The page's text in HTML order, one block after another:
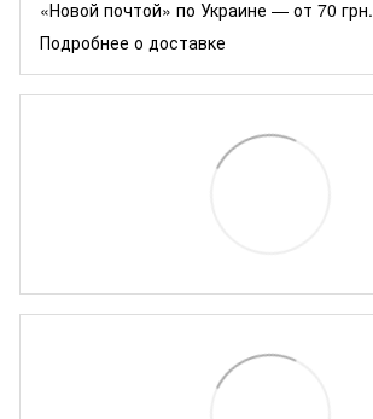
«Новой почтой» по Украине — от 70 грн.
Подробнее о доставке